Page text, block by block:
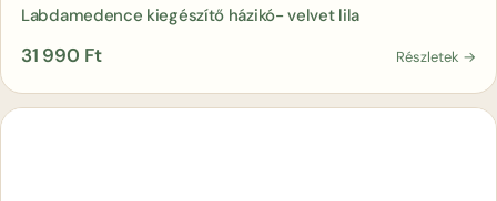
Labdamedence kiegészítő házikó- velvet lila
31 990 Ft Részletek →